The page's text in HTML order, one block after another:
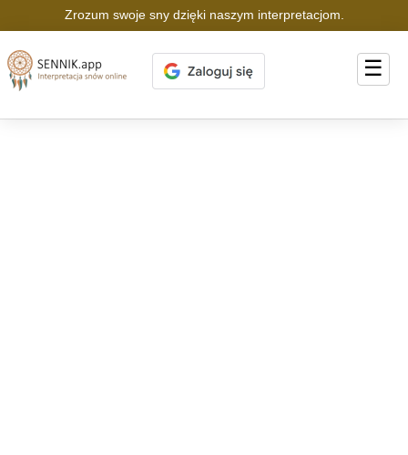
Zrozum swoje sny dzięki naszym interpretacjom.
☰